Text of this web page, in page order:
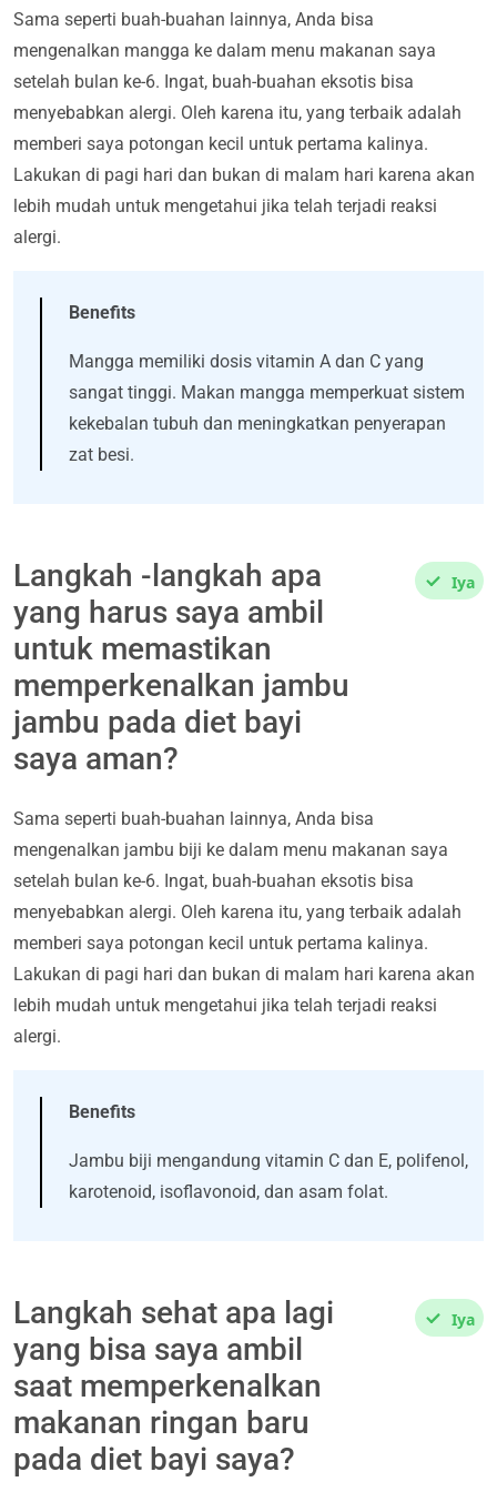
Sama seperti buah-buahan lainnya, Anda bisa
mengenalkan mangga ke dalam menu makanan saya
setelah bulan ke-6. Ingat, buah-buahan eksotis bisa
menyebabkan alergi. Oleh karena itu, yang terbaik adalah
memberi saya potongan kecil untuk pertama kalinya.
Lakukan di pagi hari dan bukan di malam hari karena akan
lebih mudah untuk mengetahui jika telah terjadi reaksi
alergi.
Benefits
Mangga memiliki dosis vitamin A dan C yang
sangat tinggi. Makan mangga memperkuat sistem
kekebalan tubuh dan meningkatkan penyerapan
zat besi.
Langkah -langkah apa
yang harus saya ambil
untuk memastikan
memperkenalkan jambu
jambu pada diet bayi
saya aman?
Iya
Sama seperti buah-buahan lainnya, Anda bisa
mengenalkan jambu biji ke dalam menu makanan saya
setelah bulan ke-6. Ingat, buah-buahan eksotis bisa
menyebabkan alergi. Oleh karena itu, yang terbaik adalah
memberi saya potongan kecil untuk pertama kalinya.
Lakukan di pagi hari dan bukan di malam hari karena akan
lebih mudah untuk mengetahui jika telah terjadi reaksi
alergi.
Benefits
Jambu biji mengandung vitamin C dan E, polifenol,
karotenoid, isoflavonoid, dan asam folat.
Langkah sehat apa lagi
yang bisa saya ambil
saat memperkenalkan
makanan ringan baru
pada diet bayi saya?
Iya